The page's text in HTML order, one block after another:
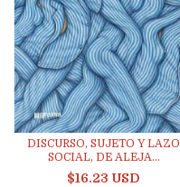
DISCURSO, SUJETO Y LAZO
SOCIAL, DE ALEJA...
$16.23 USD